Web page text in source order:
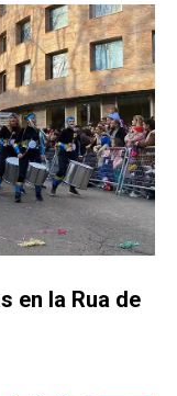
en la Rua de